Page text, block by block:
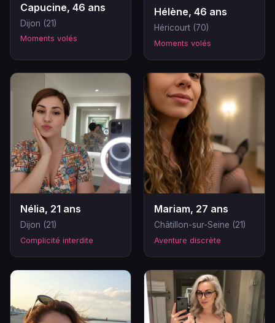
Capucine, 46 ans
Dijon (21)
Moments volés
Hélène, 46 ans
Héricourt (70)
Moments volés
Nélia, 21 ans
Dijon (21)
Complicité interdite
Mariam, 27 ans
Châtillon-sur-Seine (21)
Aventure discrète